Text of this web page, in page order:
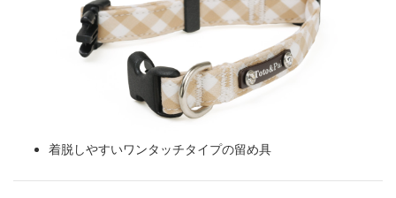
着脱しやすいワンタッチタイプの留め具